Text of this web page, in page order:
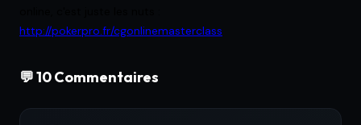
http://pokerpro.fr/cgonlinemasterclass
💬 10 Commentaires